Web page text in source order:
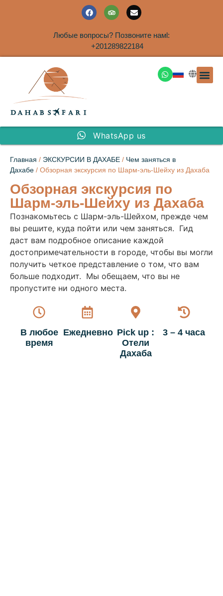
Любые вопросы? Позвоните намl:
+201289822184
WhatsApp us
Главная / ЭКСКУРСИИ В ДАХАБЕ / Чем заняться в
Дахабе / Обзорная экскурсия по Шарм-эль-Шейху из Дахаба
Обзорная экскурсия по
Шарм-эль-Шейху из Дахаба
Познакомьтесь с Шарм-эль-Шейхом, прежде чем
вы решите, куда пойти или чем заняться. Гид
даст вам подробное описание каждой
достопримечательности в городе, чтобы вы могли
получить четкое представление о том, что вам
больше подходит. Мы обещаем, что вы не
пропустите ни одного места.
В любое
время
Ежедневно Pick up :
Отели
Дахаба
3 – 4 часа